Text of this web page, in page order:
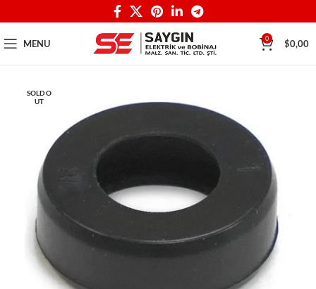
MENU 0 $0,00
SOLD O
UT